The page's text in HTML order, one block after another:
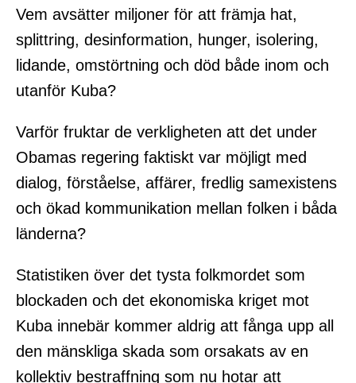
Vem avsätter miljoner för att främja hat,
splittring, desinformation, hunger, isolering,
lidande, omstörtning och död både inom och
utanför Kuba?
Varför fruktar de verkligheten att det under
Obamas regering faktiskt var möjligt med
dialog, förståelse, affärer, fredlig samexistens
och ökad kommunikation mellan folken i båda
länderna?
Statistiken över det tysta folkmordet som
blockaden och det ekonomiska kriget mot
Kuba innebär kommer aldrig att fånga upp all
den mänskliga skada som orsakats av en
kollektiv bestraffning som nu hotar att